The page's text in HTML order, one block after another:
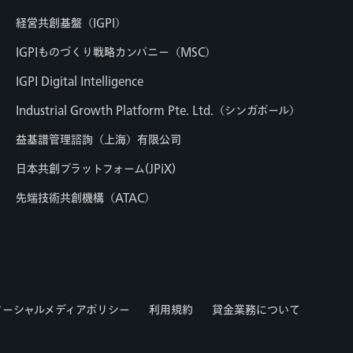
経営共創基盤（IGPI）
IGPIものづくり戦略カンパニー（MSC）
IGPI Digital Intelligence
Industrial Growth Platform Pte. Ltd.（シンガポール）
益基譜管理諮詢（上海）有限公司
日本共創プラットフォーム(JPiX)
先端技術共創機構（ATAC）
ーシャルメディアポリシー 利用規約 貸金業務について